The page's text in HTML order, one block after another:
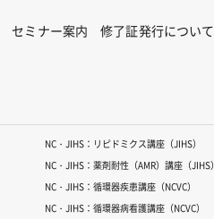
セミナー案内 修了証発行について
NC・JIHS：リピドミクス講座（JIHS）
NC・JIHS：薬剤耐性（AMR）講座（JIHS）
NC・JIHS：循環器疾患講座（NCVC）
NC・JIHS：循環器病看護講座（NCVC）